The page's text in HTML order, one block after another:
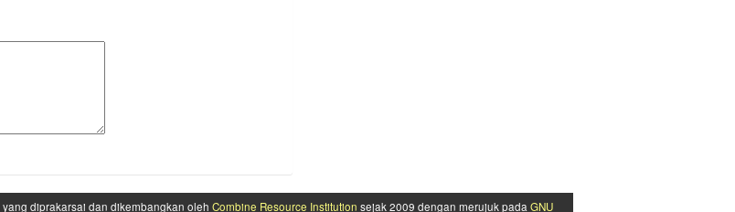
yang diprakarsai dan dikembangkan oleh Combine Resource Institution sejak 2009 dengan merujuk padaGNU